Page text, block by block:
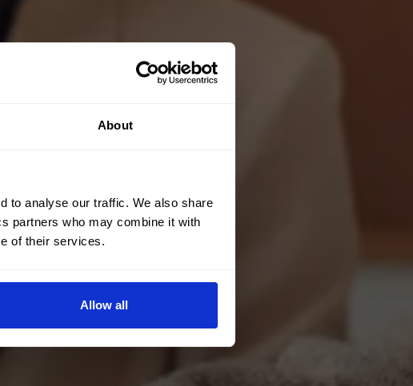
About
to analyse our traffic. We also share
partners who may combine it with
of their services.
Allow all